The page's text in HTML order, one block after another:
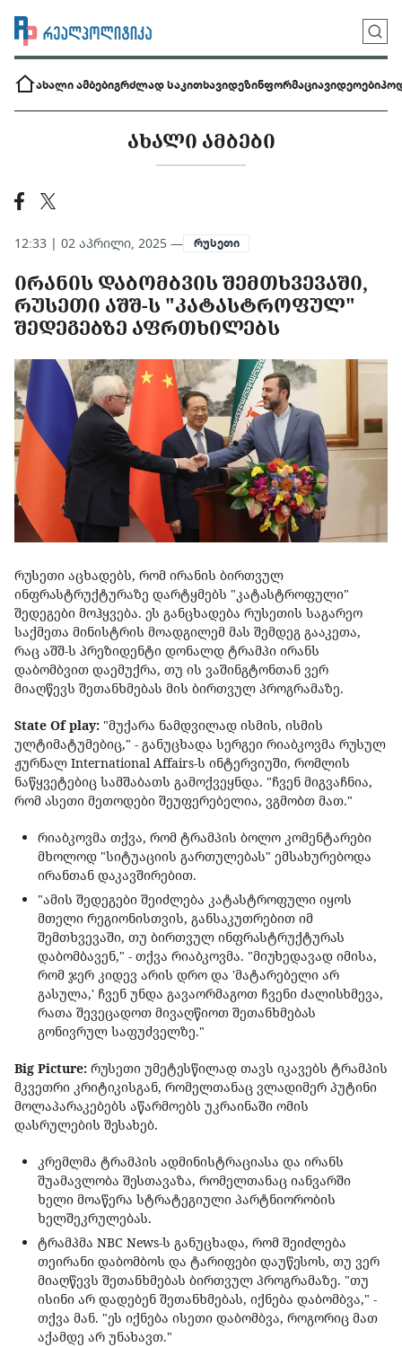
ახალი ამბებიგრძლად საკითხავიდეზინფორმაციავიდეოები
ᲐᲮᲐᲚᲘ ᲐᲛᲑᲔᲑᲘ
12:33 | 02 აპრილი, 2025 — რუსეთი
ᲘᲠᲐᲜᲘᲡ ᲓᲐᲑᲝᲛᲑᲕᲘᲡ ᲨᲔᲛᲗᲮᲕᲔᲕᲐᲨᲘ,
ᲠᲣᲡᲔᲗᲘ ᲐᲨᲨ-Ს "ᲙᲐᲢᲐᲡᲢᲠᲝᲤᲣᲚ"
ᲨᲔᲓᲔᲒᲔᲑᲖᲔ ᲐᲤᲠᲗᲮᲘᲚᲔᲑᲡ
რუსეთი აცხადებს, რომ ირანის ბირთვულ
ინფრასტრუქტურაზე დარტყმებს "კატასტროფული"
შედეგები მოჰყვება. ეს განცხადება რუსეთის საგარეო
საქმეთა მინისტრის მოადგილემ მას შემდეგ გააკეთა,
რაც აშშ-ს პრეზიდენტი დონალდ ტრამპი ირანს
დაბომბვით დაემუქრა, თუ ის ვაშინგტონთან ვერ
მიაღწევს შეთანხმებას მის ბირთვულ პროგრამაზე.
State Of play: "მუქარა ნამდვილად ისმის, ისმის
ულტიმატუმებიც," - განუცხადა სერგეი რიაბკოვმა რუსულ
ჟურნალ International Affairs-ს ინტერვიუში, რომლის
ნაწყვეტებიც სამშაბათს გამოქვეყნდა. "ჩვენ მიგვაჩნია,
რომ ასეთი მეთოდები შეუფერებელია, ვგმობთ მათ."
რიაბკოვმა თქვა, რომ ტრამპის ბოლო კომენტარები
მხოლოდ "სიტუაციის გართულებას" ემსახურებოდა
ირანთან დაკავშირებით.
"ამის შედეგები შეიძლება კატასტროფული იყოს
მთელი რეგიონისთვის, განსაკუთრებით იმ
შემთხვევაში, თუ ბირთვულ ინფრასტრუქტურას
დაბომბავენ," - თქვა რიაბკოვმა. "მიუხედავად იმისა,
რომ ჯერ კიდევ არის დრო და 'მატარებელი არ
გასულა,' ჩვენ უნდა გავაორმაგოთ ჩვენი ძალისხმევა,
რათა შევეცადოთ მივაღწიოთ შეთანხმებას
გონივრულ საფუძველზე."
Big Picture: რუსეთი უმეტესწილად თავს იკავებს ტრამპის
მკვეთრი კრიტიკისგან, რომელთანაც ვლადიმერ პუტინი
მოლაპარაკებებს აწარმოებს უკრაინაში ომის
დასრულების შესახებ.
კრემლმა ტრამპის ადმინისტრაციასა და ირანს
შუამავლობა შესთავაზა, რომელთანაც იანვარში
ხელი მოაწერა სტრატეგიული პარტნიორობის
ხელშეკრულებას.
ტრამპმა NBC News-ს განუცხადა, რომ შეიძლება
თეირანი დაბომბოს და ტარიფები დაუწესოს, თუ ვერ
მიაღწევს შეთანხმებას ბირთვულ პროგრამაზე. "თუ
ისინი არ დადებენ შეთანხმებას, იქნება დაბომბვა," -
თქვა მან. "ეს იქნება ისეთი დაბომბვა, როგორიც მათ
აქამდე არ უნახავთ."